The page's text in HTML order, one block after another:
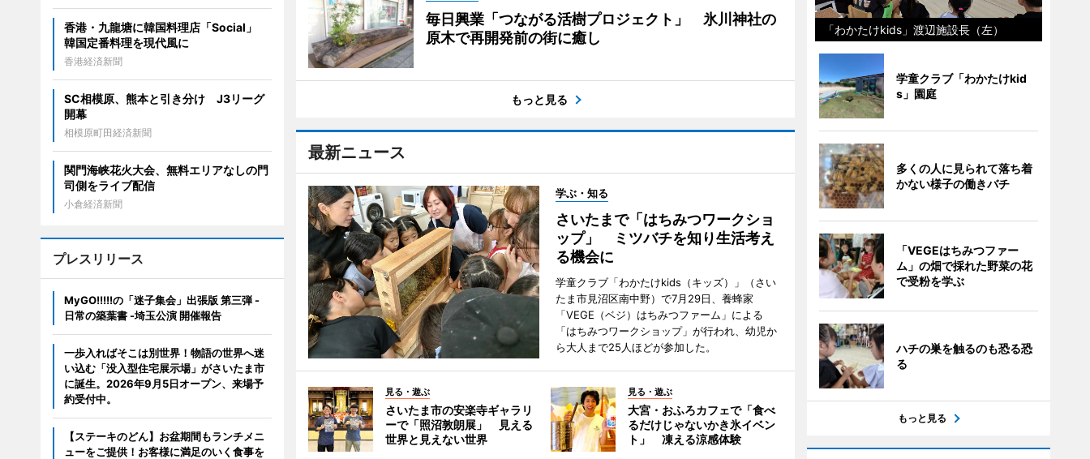
毎日興業「つながる活樹プロジェクト」 氷川神社の
原木で再開発前の街に癒し
もっと見る
最新ニュース
学ぶ・知る
さいたまで「はちみつワークショ
ップ」 ミツバチを知り生活考え
る機会に
学童クラブ「わかたけkids（キッズ）」（さい
たま市見沼区南中野）で7月29日、養蜂家
「VEGE（ベジ）はちみつファーム」による
「はちみつワークショップ」が行われ、幼児か
ら大人まで25人ほどが参加した。
見る・遊ぶ
さいたま市の安楽寺ギャラリ
ーで「照沼敦朗展」 見える
世界と見えない世界
見る・遊ぶ
大宮・おふろカフェで「食べ
るだけじゃないかき氷イベン
ト」 凍える涼感体験
香港・九龍塘に韓国料理店「Social」
韓国定番料理を現代風に
香港経済新聞
SC相模原、熊本と引き分け J3リーグ
開幕
相模原町田経済新聞
関門海峡花火大会、無料エリアなしの門
司側をライブ配信
小倉経済新聞
プレスリリース
MyGO!!!!!の「迷子集会」出張版 第三弾 -
日常の築葉書 -埼玉公演 開催報告
一歩入ればそこは別世界！物語の世界へ迷
い込む「没入型住宅展示場」がさいたま市
に誕生。2026年9月5日オープン、来場予
約受付中。
【ステーキのどん】お盆期間もランチメニ
ューをご提供！お客様に満足のいく食事を
「わかたけkids」渡辺施設長（左）
学童クラブ「わかたけkid
s」園庭
多くの人に見られて落ち着
かない様子の働きバチ
「VEGEはちみつファー
ム」の畑で採れた野菜の花
で受粉を学ぶ
ハチの巣を触るのも恐る恐
る
もっと見る